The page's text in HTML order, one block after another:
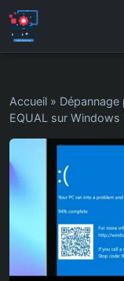
Accueil » Dépannage
EQUAL sur Windows